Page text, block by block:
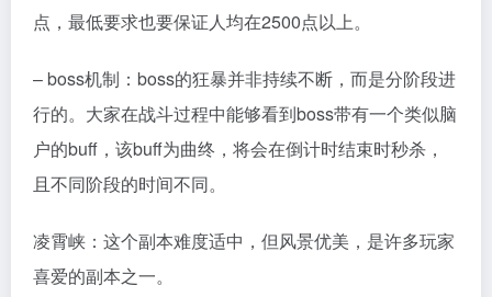
点，最低要求也要保证人均在2500点以上。
– boss机制：boss的狂暴并非持续不断，而是分阶段进
行的。大家在战斗过程中能够看到boss带有一个类似脑
户的buff，该buff为曲终，将会在倒计时结束时秒杀，
且不同阶段的时间不同。
凌霄峡：这个副本难度适中，但风景优美，是许多玩家
喜爱的副本之一。